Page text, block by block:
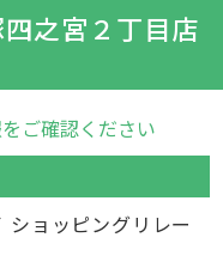
之宮２丁目店
ご確認ください
ショッピングリレー